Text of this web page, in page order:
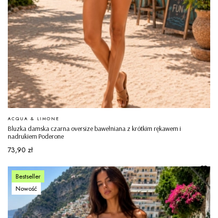
Bluzka damska czarna oversize bawełniana z krótkim rękawem i
nadrukiem Poderone
PRODUCENT
ACQUA & LIMONE
Cena
73,90 zł
Bestseller
Nowość